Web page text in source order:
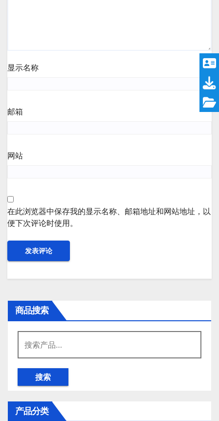
显示名称
邮箱
网站
在此浏览器中保存我的显示名称、邮箱地址和网站地址，以
便下次评论时使用。
商品搜索
索：
搜索
产品分类